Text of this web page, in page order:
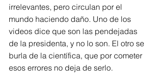
irrelevantes, pero circulan por el
mundo haciendo daño. Uno de los
videos dice que son las pendejadas
de la presidenta, y no lo son. El otro se
burla de la científica, que por cometer
esos errores no deja de serlo.